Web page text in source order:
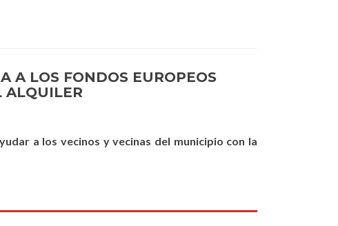
A LOS FONDOS EUROPEOS
ALQUILER
a los vecinos y vecinas del municipio con la